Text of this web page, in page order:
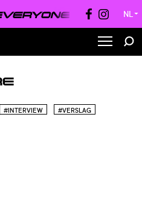
NL ▼
#INTERVIEW #VERSLAG